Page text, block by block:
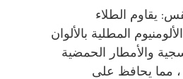
يقاوم الطلاء
المطلية بالألوان
والأمطار الحمضية
مما يحافظ على